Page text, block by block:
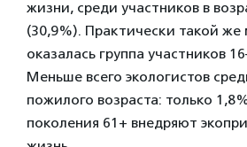
жизни, среди участников в
(30,9%). Практически такой же
оказалась группа участников
Меньше всего экологистов
пожилого возраста: только
поколения 61+ внедряют